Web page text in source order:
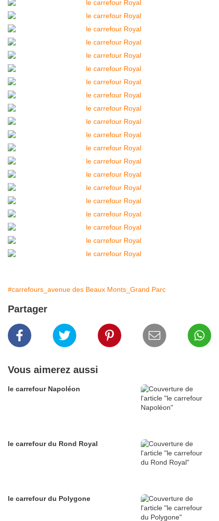
#carrefours_avenue des Beaux Monts_Grand Parc
Partager
Vous aimerez aussi
le carrefour Napoléon
le carrefour du Rond Royal
le carrefour du Polygone